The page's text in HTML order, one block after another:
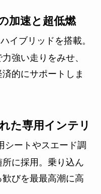
加速と超低燃
イブリッドを搭載。
強い走りをみせ、
的にサポートしま
た専用インテリ
シートやスエード調
に採用。乗り込ん
びを最最高潮に高